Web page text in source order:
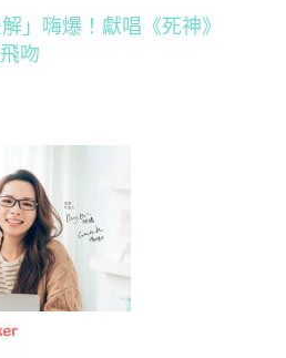
」嗨爆！獻唱《死神》
吻